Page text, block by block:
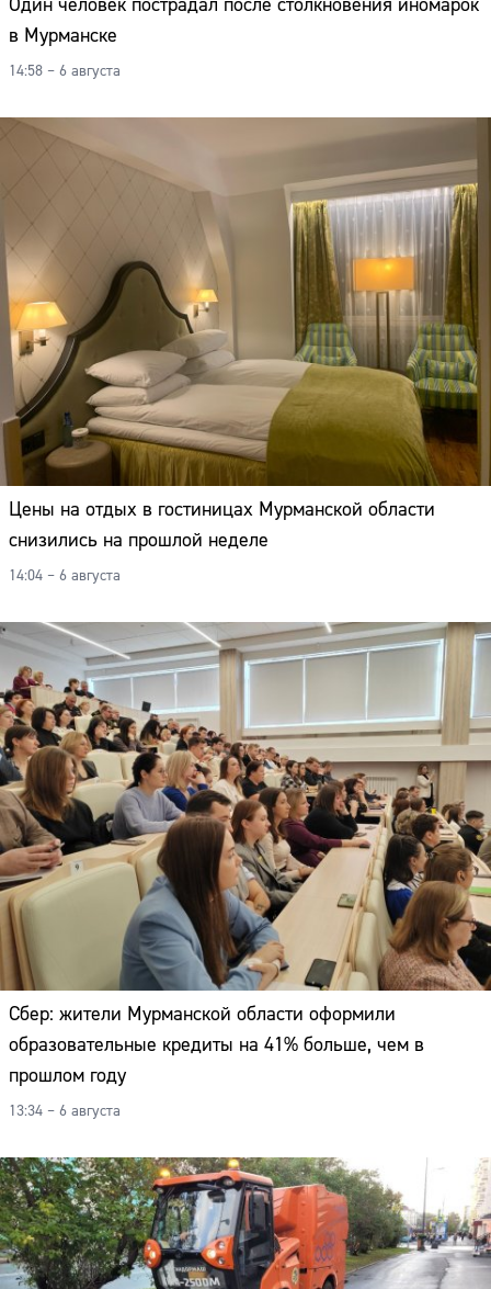
Один человек пострадал после столкновения иномарок
в Мурманске
14:58 – 6 августа
Цены на отдых в гостиницах Мурманской области
снизились на прошлой неделе
14:04 – 6 августа
Сбер: жители Мурманской области оформили
образовательные кредиты на 41% больше, чем в
прошлом году
13:34 – 6 августа
Адрес: